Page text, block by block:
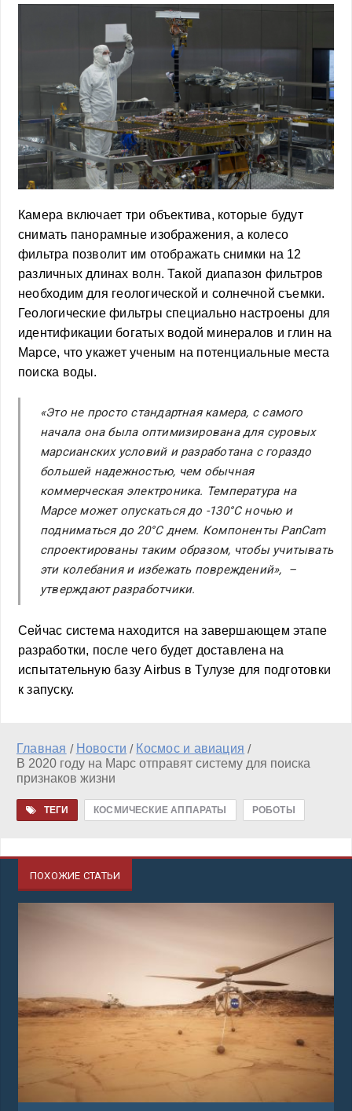
Камера включает три объектива, которые будут
снимать панорамные изображения, а колесо
фильтра позволит им отображать снимки на 12
различных длинах волн. Такой диапазон фильтров
необходим для геологической и солнечной съемки.
Геологические фильтры специально настроены для
идентификации богатых водой минералов и глин на
Марсе, что укажет ученым на потенциальные места
поиска воды.
«Это не просто стандартная камера, с самого
начала она была оптимизирована для суровых
марсианских условий и разработана с гораздо
большей надежностью, чем обычная
коммерческая электроника. Температура на
Марсе может опускаться до -130°C ночью и
подниматься до 20°C днем. Компоненты PanCam
спроектированы таким образом, чтобы учитывать
эти колебания и избежать повреждений», –
утверждают разработчики.
Сейчас система находится на завершающем этапе
разработки, после чего будет доставлена на
испытательную базу Airbus в Тулузе для подготовки
к запуску.
Главная / Новости / Космос и авиация /
В 2020 году на Марс отправят систему для поиска
признаков жизни
ТЕГИ КОСМИЧЕСКИЕ АППАРАТЫ РОБОТЫ
ПОХОЖИЕ СТАТЬИ